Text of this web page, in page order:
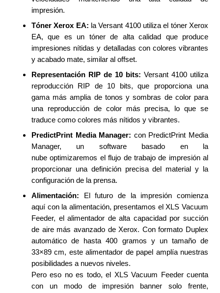
impresión.
Tóner Xerox EA: la Versant 4100 utiliza el tóner Xerox
EA, que es un tóner de alta calidad que produce
impresiones nítidas y detalladas con colores vibrantes
y acabado mate, similar al offset.
Representación RIP de 10 bits: Versant 4100 utiliza
reproducción RIP de 10 bits, que proporciona una
gama más amplia de tonos y sombras de color para
una reproducción de color más precisa, lo que se
traduce como colores más nítidos y vibrantes.
PredictPrint Media Manager: con PredictPrint Media
Manager, un software basado en la
nube optimizaremos el flujo de trabajo de impresión al
proporcionar una definición precisa del material y la
configuración de la prensa.
Alimentación: El futuro de la impresión comienza
aquí con la alimentación, presentamos el XLS Vacuum
Feeder, el alimentador de alta capacidad por succión
de aire más avanzado de Xerox. Con formato Duplex
automático de hasta 400 gramos y un tamaño de
33×89 cm, este alimentador de papel amplía nuestras
posibilidades a nuevos niveles.
Pero eso no es todo, el XLS Vacuum Feeder cuenta
con un modo de impresión banner solo frente,